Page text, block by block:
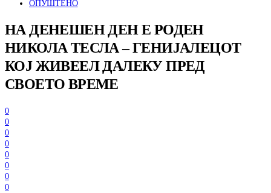
ОПУШТЕНО
НА ДЕНЕШЕН ДЕН Е РОДЕН
НИКОЛА ТЕСЛА – ГЕНИЈАЛЕЦОТ
КОЈ ЖИВЕЕЛ ДАЛЕКУ ПРЕД
СВОЕТО ВРЕМЕ
0
0
0
0
0
0
0
0